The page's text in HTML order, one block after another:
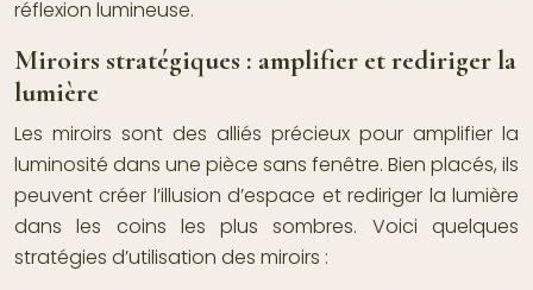
réflexion lumineuse.
Miroirs stratégiques : amplifier et rediriger la
lumière
Les miroirs sont des alliés précieux pour amplifier la
luminosité dans une pièce sans fenêtre. Bien placés, ils
peuvent créer l’illusion d’espace et rediriger la lumière
dans les coins les plus sombres. Voici quelques
stratégies d’utilisation des miroirs :